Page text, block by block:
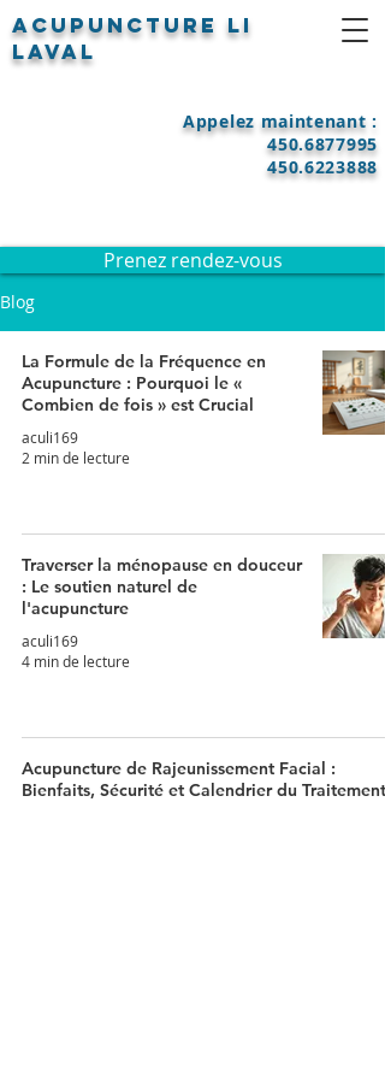
Acupuncture LI
Laval
Appelez maintenant :
450.6877995
450.6223888
Prenez rendez-vous
Blog
La Formule de la Fréquence en
Acupuncture : Pourquoi le «
Combien de fois » est Crucial
aculi169
2 min de lecture
Traverser la ménopause en douceur
: Le soutien naturel de
l'acupuncture
aculi169
4 min de lecture
Acupuncture de Rajeunissement Facial :
Bienfaits, Sécurité et Calendrier du Traitement